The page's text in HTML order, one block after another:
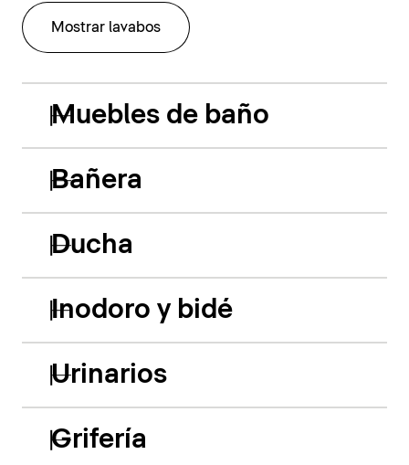
Mostrar lavabos
Muebles de baño
Bañera
Ducha
Inodoro y bidé
Urinarios
Grifería